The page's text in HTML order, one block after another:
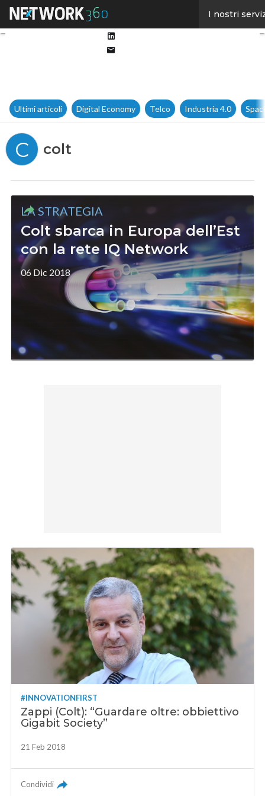
I nostri
Ultimi articoli Digital Economy Telco Industria 4.0
C colt
LA STRATEGIA
Colt sbarca in Europa dell’Est
con la rete IQ Network
06 Dic 2018
#INNOVATIONFIRST
Zappi (Colt): “Guardare oltre: obbiettivo
Gigabit Society”
21 Feb 2018
Condividi